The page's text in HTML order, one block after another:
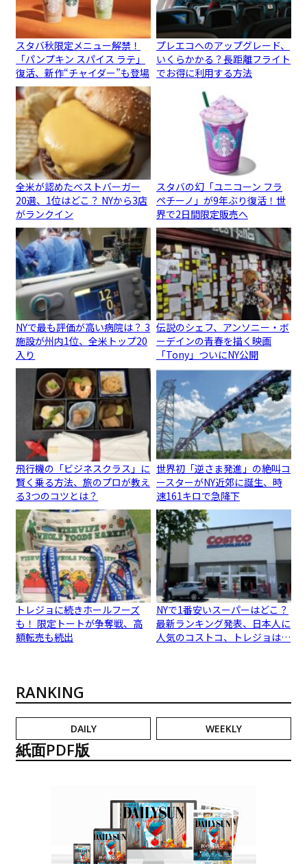
スタバ秋限定メニュー解禁！
「パンプキン スパイス ラテ」
復活、新作“チャイダー”も登場
プレエコへのアップグレード、
いくらかかる？長距離フライト
でお得に利用する方法
全米が認めたベストバーガー
20選、1位はどこ？ NYから3店
がランクイン
スタバの幻「ユニコーン フラ
ペチーノ」が9年ぶり復活！世
界で2日間限定販売へ
NYで最も評価が高い病院は？ 3
施設が州内1位、全米トップ20
入り
伝説のシェフ、アンソニー・ボ
ーデインの青春を描く映画
「Tony」ついにNY公開
飛行機の「ビジネスクラス」に
賢く乗る方法、旅のプロが教え
る3つのコツとは？
世界初「逆さま発進」の絶叫コ
ースターがNY近郊に誕生、時
速161キロで急降下
トレジョに続きホールフーズ
も！ 限定トートが争奪戦、高
額転売も続出
NYで1番安いスーパーはどこ？
最新ランキング発表、日本人に
人気のコストコ、トレジョは…
RANKING
DAILY WEEKLY
紙面PDF版